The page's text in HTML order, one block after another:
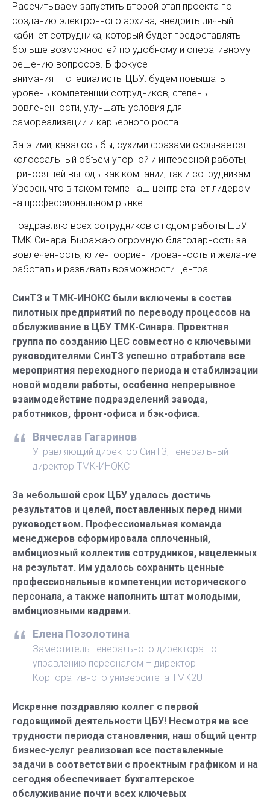
Рассчитываем запустить второй этап проекта по
созданию электронного архива, внедрить личный
кабинет сотрудника, который будет предоставлять
больше возможностей по удобному и оперативному
решению вопросов. В фокусе
внимания — специалисты ЦБУ: будем повышать
уровень компетенций сотрудников, степень
вовлеченности, улучшать условия для
самореализации и карьерного роста.
За этими, казалось бы, сухими фразами скрывается
колоссальный объем упорной и интересной работы,
приносящей выгоды как компании, так и сотрудникам.
Уверен, что в таком темпе наш центр станет лидером
на профессиональном рынке.
Поздравляю всех сотрудников с годом работы ЦБУ
ТМК-Синара! Выражаю огромную благодарность за
вовлеченность, клиентоориентированность и желание
работать и развивать возможности центра!
СинТЗ и ТМК-ИНОКС были включены в состав
пилотных предприятий по переводу процессов на
обслуживание в ЦБУ ТМК-Синара. Проектная
группа по созданию ЦЕС совместно с ключевыми
руководителями СинТЗ успешно отработала все
мероприятия переходного периода и стабилизации
новой модели работы, особенно непрерывное
взаимодействие подразделений завода,
работников, фронт-офиса и бэк-офиса.
Вячеслав Гагаринов
Управляющий директор СинТЗ, генеральный
директор ТМК-ИНОКС
За небольшой срок ЦБУ удалось достичь
результатов и целей, поставленных перед ними
руководством. Профессиональная команда
менеджеров сформировала сплоченный,
амбициозный коллектив сотрудников, нацеленных
на результат. Им удалось сохранить ценные
профессиональные компетенции исторического
персонала, а также наполнить штат молодыми,
амбициозными кадрами.
Елена Позолотина
Заместитель генерального директора по
управлению персоналом – директор
Корпоративного университета ТМК2U
Искренне поздравляю коллег с первой
годовщиной деятельности ЦБУ! Несмотря на все
трудности периода становления, наш общий центр
бизнес-услуг реализовал все поставленные
задачи в соответствии с проектным графиком и на
сегодня обеспечивает бухгалтерское
обслуживание почти всех ключевых